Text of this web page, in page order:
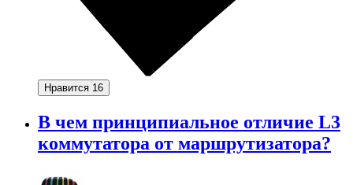
Нравится 16
В чем принципиальное отличие L3
коммутатора от маршрутизатора?